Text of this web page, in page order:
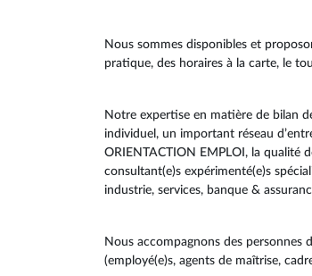
Nous sommes disponibles et
pratique, des horaires à la carte, le
Notre expertise en matière de bilan
individuel, un important réseau
ORIENTACTION EMPLOI, la qualité
consultant(e)s expérimenté(e)s
industrie, services, banque &
Nous accompagnons des personnes
(employé(e)s, agents de maîtrise,